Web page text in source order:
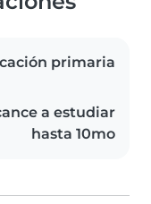
primaria
a estudiar
hasta 10mo